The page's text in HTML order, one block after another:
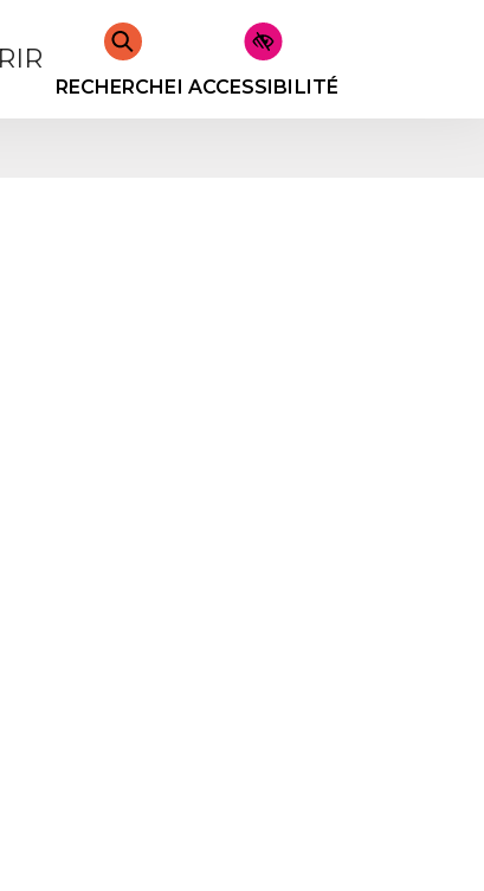
RECHERCHERACCESSIBILITÉ